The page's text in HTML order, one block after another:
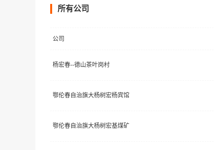
所有公司
公司
杨宏春--德山茶叶岗村
鄂伦春自治旗大杨树宏杨宾馆
鄂伦春自治旗大杨树宏基煤矿